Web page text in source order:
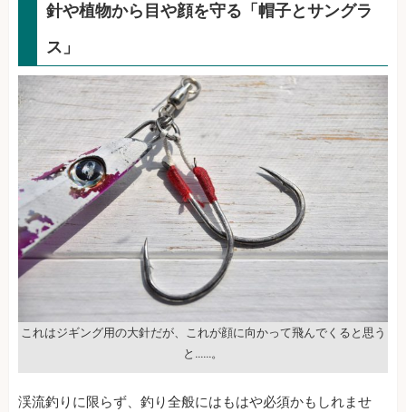
針や植物から目や顔を守る「帽子とサングラ
ス」
これはジギング用の大針だが、これが顔に向かって飛んでくると思う
と……。
渓流釣りに限らず、釣り全般にはもはや必須かもしれませ